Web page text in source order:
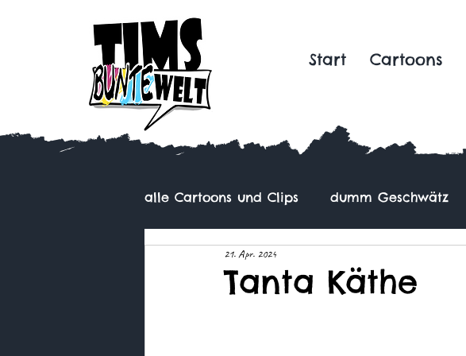
Start Cartoons
alle Cartoons und Clips dumm Geschwätz
Tanta Käthe
21. Apr. 2024